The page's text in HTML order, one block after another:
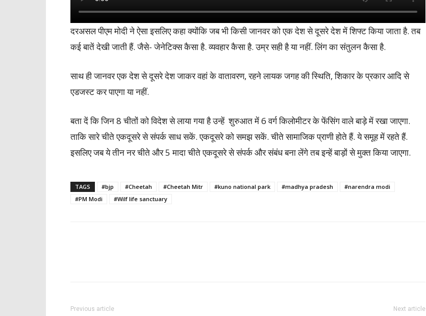
दरअसल पीएम मोदी ने ऐसा इसलिए कहा क्योंकि जब भी किसी जानवर को एक देश से दूसरे देश में शिफ्ट किया जाता है. तब
कई बातें देखी जाती हैं. जैसे- जेनेटिक्स कैसा है. व्यवहार कैसा है. उम्र सही है या नहीं. लिंग का संतुलन कैसा है.
साथ ही जानवर एक देश से दूसरे देश जाकर वहां के वातावरण, रहने लायक जगह की स्थिति, शिकार के प्रकार आदि से
एडजस्ट कर पाएगा या नहीं.
बता दें कि जिन 8 चीतों को विदेश से लाया गया है उन्हें शुरुआत में 6 वर्ग किलोमीटर के फेंसिंग वाले बाड़े में रखा जाएगा.
ताकि सारे चीते एकदूसरे से संपर्क साध सकें. एकदूसरे को समझ सकें. चीते सामाजिक प्राणी होते हैं. ये समूह में रहते हैं.
इसलिए जब ये तीन नर चीते और 5 मादा चीते एकदूसरे से संपर्क और संबंध बना लेंगे तब इन्हें बाड़ों से मुक्त किया जाएगा.
TAGS #bjp #Cheetah #Cheetah Mitr #kuno national park #madhya pradesh
#narendra modi
#PM Modi
#Wilf life sanctuary
Previous article Next article